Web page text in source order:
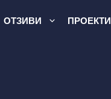
ОТЗИВИ ПРОЕКТИ